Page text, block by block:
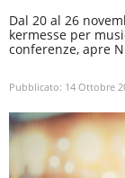
Dal 20 al 26
kermesse per
conferenze, apre
Pubblicato: 14 Ottobre